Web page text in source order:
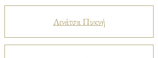
Λινάτσα Πυκνή